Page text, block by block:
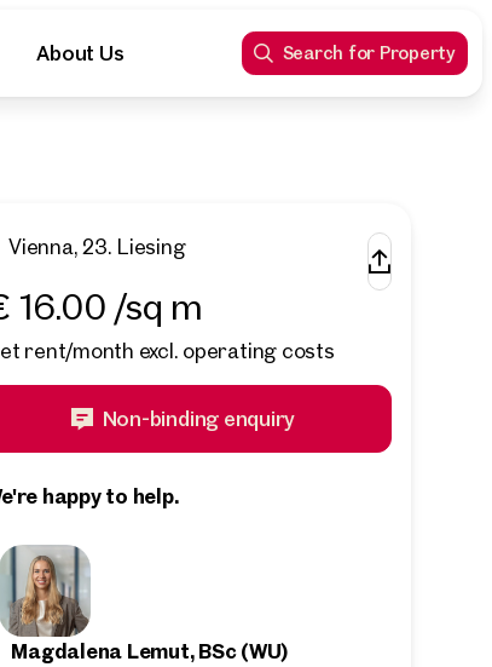
About Us Search for Property
Vienna, 23. Liesing
16.00 /sq m
rent/month excl. operating costs
Non-binding enquiry
happy to help.
Magdalena Lemut, BSc (WU)